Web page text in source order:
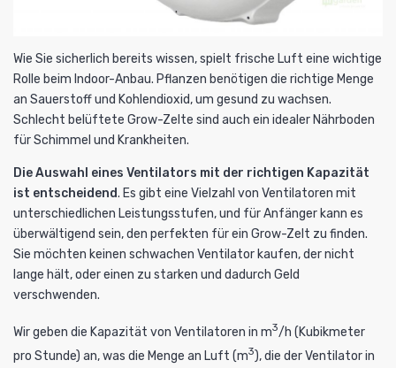
Wie Sie sicherlich bereits wissen, spielt frische Luft eine wichtige
Rolle beim Indoor-Anbau. Pflanzen benötigen die richtige Menge
an Sauerstoff und Kohlendioxid, um gesund zu wachsen.
Schlecht belüftete Grow-Zelte sind auch ein idealer Nährboden
für Schimmel und Krankheiten.
Die Auswahl eines Ventilators mit der richtigen Kapazität
ist entscheidend. Es gibt eine Vielzahl von Ventilatoren mit
unterschiedlichen Leistungsstufen, und für Anfänger kann es
überwältigend sein, den perfekten für ein Grow-Zelt zu finden.
Sie möchten keinen schwachen Ventilator kaufen, der nicht
lange hält, oder einen zu starken und dadurch Geld
verschwenden.
Wir geben die Kapazität von Ventilatoren in m3/h (Kubikmeter
pro Stunde) an, was die Menge an Luft (m3), die der Ventilator in